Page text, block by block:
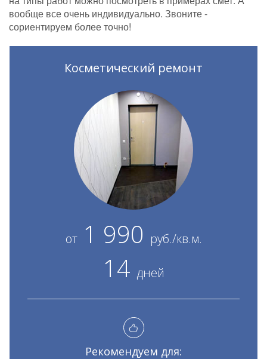
вообще все очень индивидуально. Звоните -
сориентируем более точно!
Косметический ремонт
от1 990 руб./кв.м.
14 дней
Рекомендуем для: